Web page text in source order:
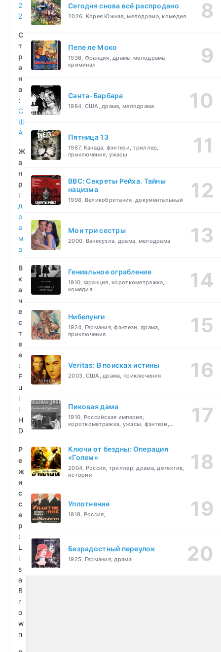
2
2
С
т
р
а
н
а
:
С
Ш
А
Ж
а
н
р
:
д
р
а
м
а
В
к
а
ч
е
с
т
в
е
:
F
u
l
l
H
D
Р
е
ж
и
с
с
е
р
:
L
i
s
a
B
r
o
w
n
Сегодня снова всё распродано
2026, Корея Южная, мелодрама, комедия
Пепе ле Моко
1936, Франция, драма, мелодрама,
криминал
Санта-Барбара
1984, США, драма, мелодрама
Пятница 13
1987, Канада, фэнтези, триллер,
приключения, ужасы
BBC: Секреты Рейха. Тайны
нацизма
1998, Великобритания, документальный
Мои три сестры
2000, Венесуэла, драма, мелодрама
Гениальное ограбление
1910, Франция, короткометражка,
комедия
Нибелунги
1924, Германия, фэнтези, драма,
приключения
Veritas: В поисках истины
2003, США, драма, приключения
Пиковая дама
1910, Российская империя,
короткометражка, ужасы, фэнтези,
Ключи от бездны: Операция
«Голем»
2004, Россия, триллер, драма, детектив,
история
Уплотнение
1918, Россия,
Безрадостный переулок
1925, Германия, драма